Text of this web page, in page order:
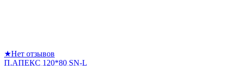
★Нет отзывов
П.АПЕКС 120*80 SN-L